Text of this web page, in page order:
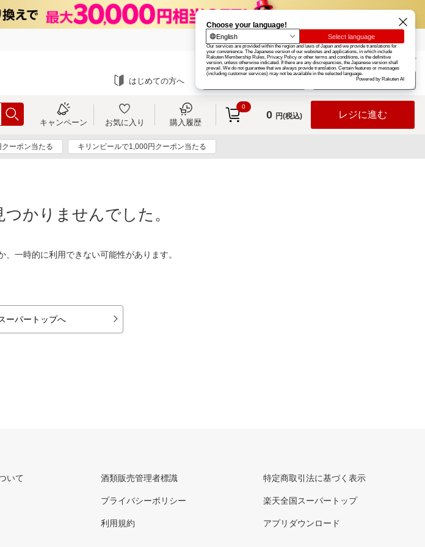
楽天グループ カード
お知らせ ヘルプ
はじめての方へ ログイン
キャンペーン お気に入り 購入履歴
0
0 円(税込) レジに進む
ーポン当たる キリンビールで1,000円クーポン当たる
かりませんでした。
一時的に利用できない可能性があります。
ーパートップへ
いて 酒類販売管理者標識
プライバシーポリシー
利用規約
特定商取引法に基づく表示
楽天全国スーパートップ
アプリダウンロード